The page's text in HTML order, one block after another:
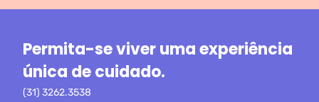
Permita-se viver uma experiência
única de cuidado.
(31) 3262.3538